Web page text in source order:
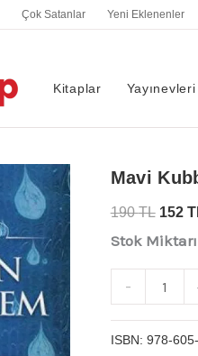
Çok Satanlar Yeni Eklenenler
Kitaplar Yayınevleri
Mavi
190TL 152
Stok
-
Mavi
ISBN: 978-